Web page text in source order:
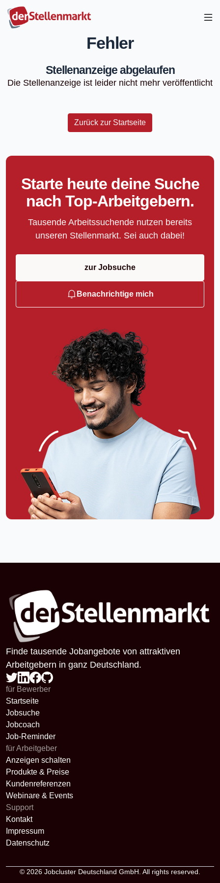
Fehler
Stellenanzeige abgelaufen
Die Stellenanzeige ist leider nicht mehr veröffentlicht
Zurück zur Startseite
Starte heute deine Suche
nach Top-Arbeitgebern.
Tausende Arbeitssuchende nutzen bereits
unseren Stellenmarkt. Sei auch dabei!
zur Jobsuche
Benachrichtige mich
Finde tausende Jobangebote von attraktiven
Arbeitgebern in ganz Deutschland.
für Bewerber
Startseite
Jobsuche
Jobcoach
Job-Reminder
für Arbeitgeber
Anzeigen schalten
Produkte & Preise
Kundenreferenzen
Webinare & Events
Support
Kontakt
Impressum
Datenschutz
© 2026 Jobcluster Deutschland GmbH. All rights reserved.